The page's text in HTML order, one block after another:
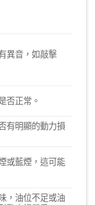
異音，如敲擊
否正常。
有明顯的動力損
或藍煙，這可能
，油位不足或油